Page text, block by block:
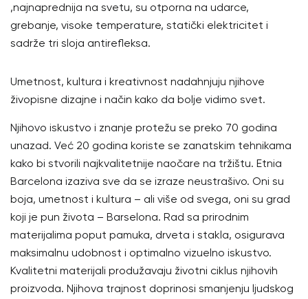
,najnaprednija na svetu, su otporna na udarce,
grebanje, visoke temperature, statički elektricitet i
sadrže tri sloja antirefleksa.
Umetnost, kultura i kreativnost nadahnjuju njihove
živopisne dizajne i način kako da bolje vidimo svet.
Njihovo iskustvo i znanje protežu se preko 70 godina
unazad. Već 20 godina koriste se zanatskim tehnikama
kako bi stvorili najkvalitetnije naočare na tržištu. Etnia
Barcelona izaziva sve da se izraze neustrašivo. Oni su
boja, umetnost i kultura – ali više od svega, oni su grad
koji je pun života – Barselona. Rad sa prirodnim
materijalima poput pamuka, drveta i stakla, osigurava
maksimalnu udobnost i optimalno vizuelno iskustvo.
Kvalitetni materijali produžavaju životni ciklus njihovih
proizvoda. Njihova trajnost doprinosi smanjenju ljudskog